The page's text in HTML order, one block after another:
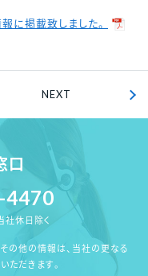
に掲載致しました。
NEXT
口
4470
社休日除く
の他の情報は、 当社の更なる
ただきます。